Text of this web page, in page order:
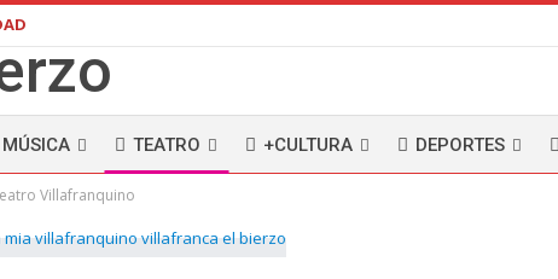
MÚSICA TEATRO +CULTURA DEPORTES
Villafranquino